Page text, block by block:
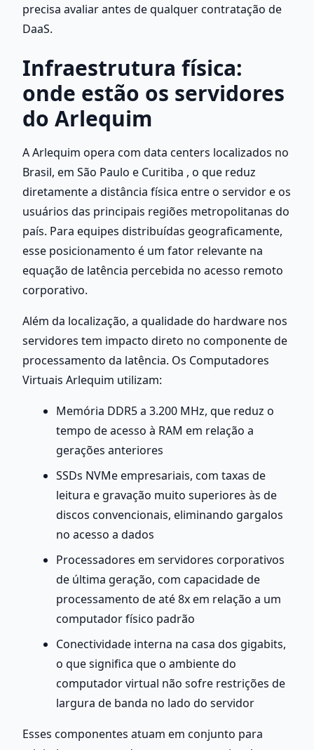
precisa avaliar antes de qualquer contratação de
DaaS.
Infraestrutura física:
onde estão os servidores
do Arlequim
A Arlequim opera com data centers localizados no
Brasil, em São Paulo e Curitiba , o que reduz
diretamente a distância física entre o servidor e os
usuários das principais regiões metropolitanas do
país. Para equipes distribuídas geograficamente,
esse posicionamento é um fator relevante na
equação de latência percebida no acesso remoto
corporativo.
Além da localização, a qualidade do hardware nos
servidores tem impacto direto no componente de
processamento da latência. Os Computadores
Virtuais Arlequim utilizam:
Memória DDR5 a 3.200 MHz, que reduz o
tempo de acesso à RAM em relação a
gerações anteriores
SSDs NVMe empresariais, com taxas de
leitura e gravação muito superiores às de
discos convencionais, eliminando gargalos
no acesso a dados
Processadores em servidores corporativos
de última geração, com capacidade de
processamento de até 8x em relação a um
computador físico padrão
Conectividade interna na casa dos gigabits,
o que significa que o ambiente do
computador virtual não sofre restrições de
largura de banda no lado do servidor
Esses componentes atuam em conjunto para